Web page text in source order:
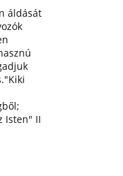
áldását
Isten" II